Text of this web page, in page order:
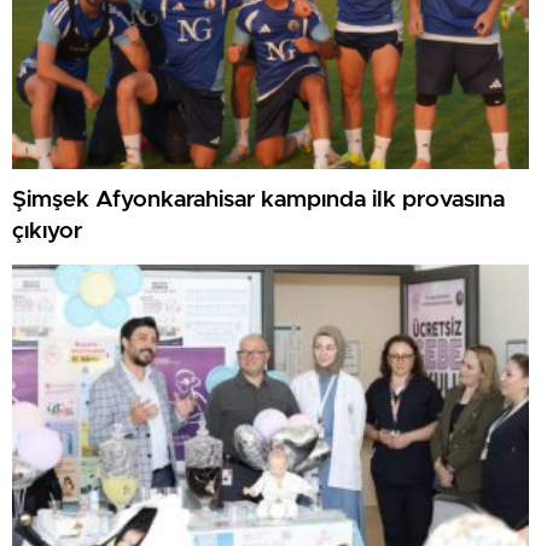
Şimşek Afyonkarahisar kampında ilk provasına
çıkıyor